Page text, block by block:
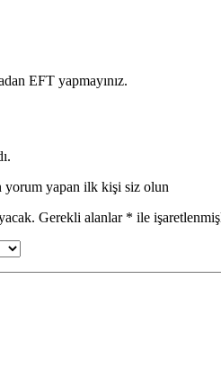
EFT yapmayınız.
yapan ilk kişi siz olun
Gerekli alanlar * ile